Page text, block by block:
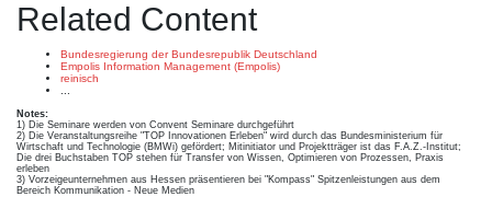
Related Content
Bundesregierung der Bundesrepublik Deutschland
Empolis Information Management (Empolis)
reinisch
Notes:
1) Die Seminare werden von Convent Seminare durchgeführt
2) Die Veranstaltungsreihe "TOP Innovationen Erleben" wird durch das Bundesministerium für
Wirtschaft und Technologie (BMWi) gefördert; Mitinitiator und Projektträger ist das F.A.Z.-Institut;
Die drei Buchstaben TOP stehen für Transfer von Wissen, Optimieren von Prozessen, Praxis
erleben
3) Vorzeigeunternehmen aus Hessen präsentieren bei "Kompass" Spitzenleistungen aus dem
Bereich Kommunikation - Neue Medien